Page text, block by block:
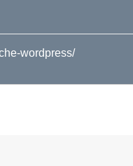
wordpress/